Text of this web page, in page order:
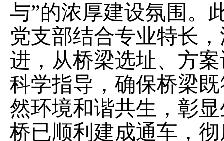
与”的浓厚建设氛围。
党支部结合专业特长
进，从桥梁选址、方
科学指导，确保桥梁
然环境和谐共生，彰
桥已顺利建成通车，